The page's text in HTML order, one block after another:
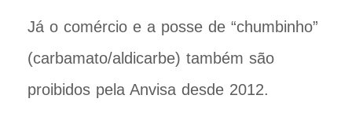
Já o comércio e a posse de “chumbinho”
(carbamato/aldicarbe) também são
proibidos pela Anvisa desde 2012.